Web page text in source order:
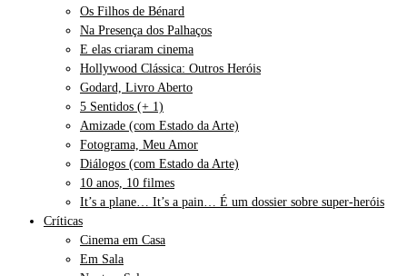
Os Filhos de Bénard
Na Presença dos Palhaços
E elas criaram cinema
Hollywood Clássica: Outros Heróis
Godard, Livro Aberto
5 Sentidos (+ 1)
Amizade (com Estado da Arte)
Fotograma, Meu Amor
Diálogos (com Estado da Arte)
10 anos, 10 filmes
It’s a plane… It’s a pain… É um dossier sobre super-heróis
Críticas
Cinema em Casa
Em Sala